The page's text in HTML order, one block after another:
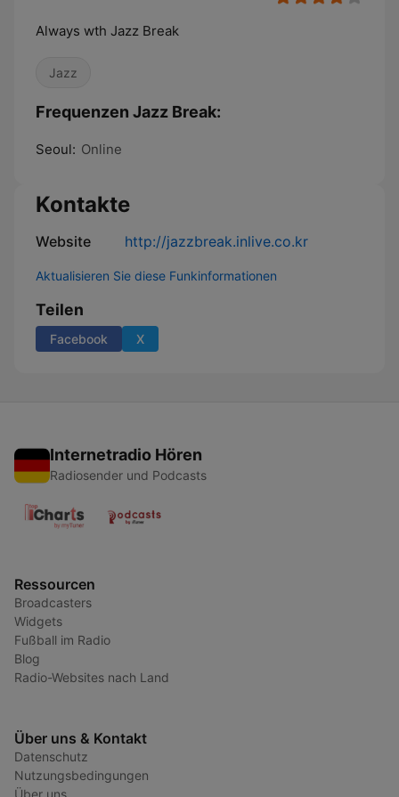
Always wth Jazz Break
Jazz
Frequenzen Jazz Break:
Seoul: Online
Kontakte
Website http://jazzbreak.inlive.co.kr
Aktualisieren Sie diese Funkinformationen
Teilen
Facebook X
Internetradio Hören
Radiosender und Podcasts
Ressourcen
Broadcasters
Widgets
Fußball im Radio
Blog
Radio-Websites nach Land
Über uns & Kontakt
Datenschutz
Nutzungsbedingungen
Über uns